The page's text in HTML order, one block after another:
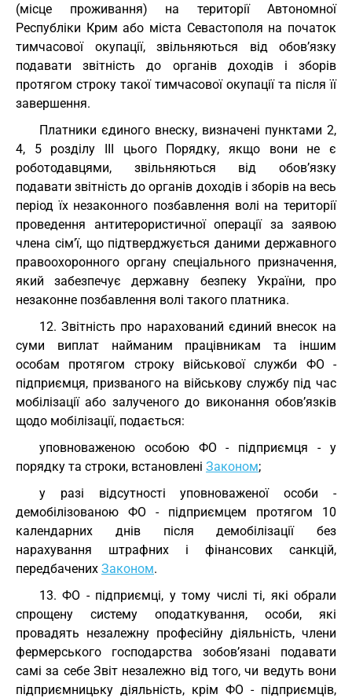
(місце проживання) на території Автономної
Республіки Крим або міста Севастополя на початок
тимчасової окупації, звільняються від обов’язку
подавати звітність до органів доходів і зборів
протягом строку такої тимчасової окупації та після її
завершення.
Платники єдиного внеску, визначені пунктами 2,
4, 5 розділу ІІІ цього Порядку, якщо вони не є
роботодавцями, звільняються від обов’язку
подавати звітність до органів доходів і зборів на весь
період їх незаконного позбавлення волі на території
проведення антитерористичної операції за заявою
члена сім’ї, що підтверджується даними державного
правоохоронного органу спеціального призначення,
який забезпечує державну безпеку України, про
незаконне позбавлення волі такого платника.
12. Звітність про нарахований єдиний внесок на
суми виплат найманим працівникам та іншим
особам протягом строку військової служби ФО -
підприємця, призваного на військову службу під час
мобілізації або залученого до виконання обов’язків
щодо мобілізації, подається:
уповноваженою особою ФО - підприємця - у
порядку та строки, встановлені Законом;
у разі відсутності уповноваженої особи -
демобілізованою ФО - підприємцем протягом 10
календарних днів після демобілізації без
нарахування штрафних і фінансових санкцій,
передбачених Законом.
13. ФО - підприємці, у тому числі ті, які обрали
спрощену систему оподаткування, особи, які
провадять незалежну професійну діяльність, члени
фермерського господарства зобов’язані подавати
самі за себе Звіт незалежно від того, чи ведуть вони
підприємницьку діяльність, крім ФО - підприємців,